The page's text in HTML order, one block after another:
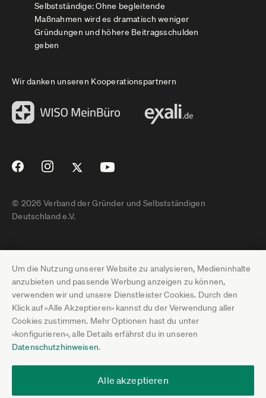
Um die Nutzung unserer Website zu analysieren, Medieninhalte
anzubieten und passende Werbung anzeigen zu können,
verwenden wir und unsere Dienstleister Cookies. Durch den
Klick auf «Alle Akzeptieren» kannst du der Verwendung aller
Cookies zustimmen. Mehr Optionen hast du unter
«konfigurieren», alle Details erfährst du in unseren
Datenschutzhinweisen.
Alle akzeptieren
Selbstständige: Ohne begleitende
Maßnahmen wird es dramatisch weniger
Gründungen und höhere Beitragsschulden
geben
Wir danken unseren Kooperationspartnern
© 2026 Verband der Gründer und Selbstständigen
Deutschland e.V.
Impressum
Datenschutz
Pressebereich
Jobs